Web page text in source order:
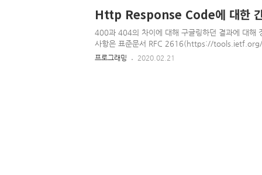
Http Response Code에 대한
400과 404의 차이에 대해 구글링하던 결과에 대해
사항은 표준문서 RFC 2616(https://
10.4)을 참고하자. RFC 2616 - Hypertext
프로그래밍 2020.02.21